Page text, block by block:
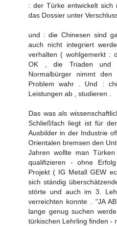
: der Türke entwickelt
das Dossier unter Verschluss
und : die Chinesen sind
auch nicht integriert
verhalten ( wohlgemerkt :
OK , die Triaden und
Normalbürger nimmt
Problem wahr . Und :
Leistungen ab , studieren .
Das was als
Schließfach liegt ist für
Ausbilder in der Industrie
Orientalen bremsen den
Jahren wollte man
qualifizieren - ohne
Projekt ( IG Metall GEW
sich ständig
störte und auch im 3.
verreichten konnte . "JA
lange genug suchen
türkischen Lehrling finden -